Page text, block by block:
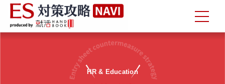
HR & Education